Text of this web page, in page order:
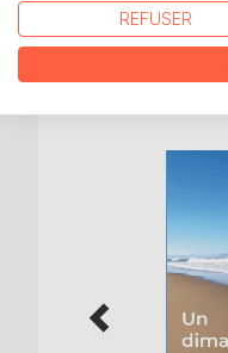
REFUSER